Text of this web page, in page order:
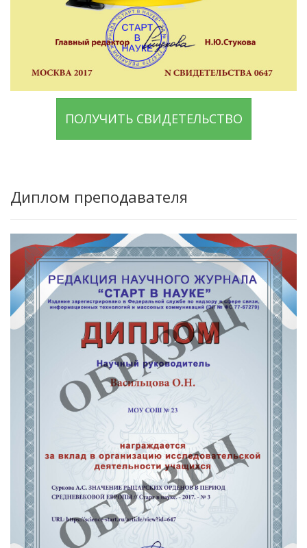
ПОЛУЧИТЬ СВИДЕТЕЛЬСТВО
Диплом преподавателя